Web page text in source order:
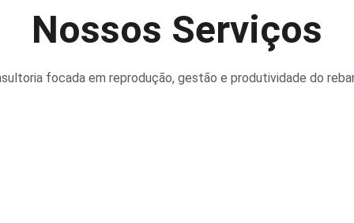
Nossos Serviços
focada em reprodução, gestão e produtividade do